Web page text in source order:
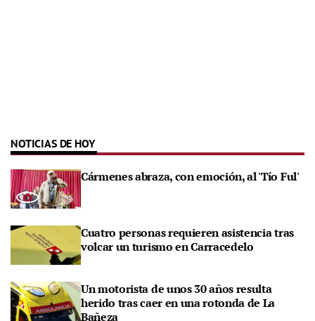
NOTICIAS DE HOY
Cármenes abraza, con emoción, al 'Tío Ful'
Cuatro personas requieren asistencia tras
volcar un turismo en Carracedelo
Un motorista de unos 30 años resulta
herido tras caer en una rotonda de La
Bañeza